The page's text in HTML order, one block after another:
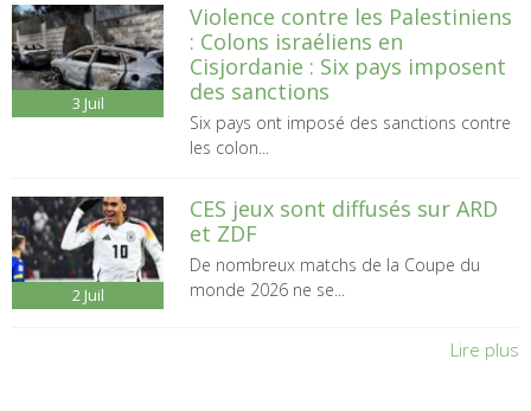
3 Juil
Violence contre les Palestiniens
: Colons israéliens en
Cisjordanie : Six pays imposent
des sanctions
Six pays ont imposé des sanctions contre
les colon...
2 Juil
CES jeux sont diffusés sur ARD
et ZDF
De nombreux matchs de la Coupe du
monde 2026 ne se...
Lire plus